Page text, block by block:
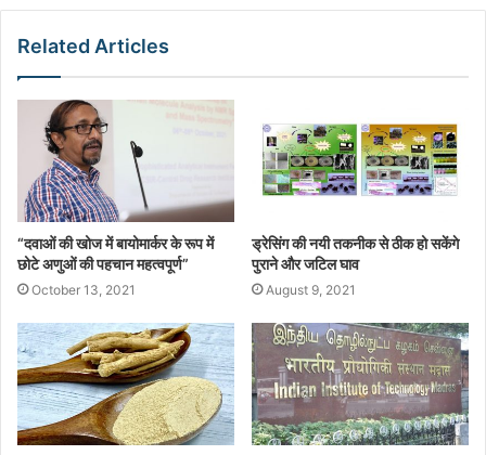
Related Articles
“दवाओं की खोज में बायोमार्कर के रूप में
छोटे अणुओं की पहचान महत्वपूर्ण”
October 13, 2021
ड्रेसिंग की नयी तकनीक से ठीक हो सकेंगे
पुराने और जटिल घाव
August 9, 2021